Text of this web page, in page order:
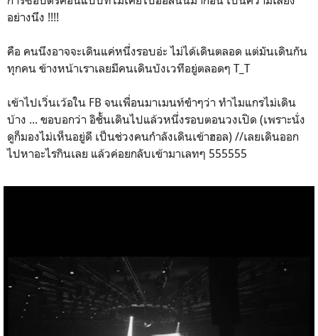
อย่างนึง !!!!
คือ คนนึงอาจจะเดินแค่หนึ่งรอบอ่ะ ไม่ได้เดินตลอด แต่มันเดินกัน
ทุกคน ข้างหน้าเราเลยมีคนเดินบังเวทีอยู่ตลอดๆ T_T
เข้าไปเวิ่นเว้อใน FB จนเพื่อนมาเมนท์ขำๆว่า ทำไมแกรไม่เดิน
บ้าง ... ขอบอกว่า อิชั้นเดินไปแล้วหนึ่งรอบตอนวงเปิด (เพราะนั่ง
ดูก็มองไม่เห็นอยู่ดี เป็นช่วงคนกำลังเดินเข้าฮอล) //เลยเดินออก
ไปหาอะไรกินเลย แล้วค่อยกลับเข้ามาเลทๆ 555555